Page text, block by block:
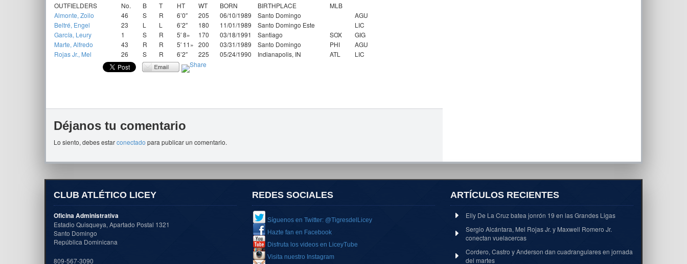
OUTFIELDERS
No. B T HT WT BORN BIRTHPLACE
MLB
Almonte, Zoilo
46 S R 6’0″ 205 06/10/1989 Santo Domingo
AGU
Beltré, Engel
23 L L 6’2″ 180 11/01/1989 Santo Domingo Este
LIC
García, Leury
1 S R 5′ 8» 170 03/18/1991 Santiago SOX
GIG
Marte, Alfredo
43 R R 5′ 11» 200 03/31/1989 Santo Domingo PHI
AGU
Rojas Jr., Mel
26 S R 6’2″ 225 05/24/1990 Indianapolis, IN ATL LIC
Déjanos tu comentario
Lo siento, debes estarconectado para publicar un comentario.
CLUB ATLÉTICO LICEY
Oficina Administrativa
Estadio Quisqueya, Apartado Postal 1321
Santo Domingo
República Dominicana
809-567-3090
REDES SOCIALES
Síguenos en Twitter: @TigresdelLicey
Hazte fan en Facebook
Disfruta los videos en LiceyTube
Visita nuestro Instagram
ARTÍCULOS RECIENTES
Elly De La Cruz batea jonrón 19 en las Grandes Ligas
Sergio Alcántara, Mel Rojas Jr. y Maxwell Romero Jr.
conectan vuelacercas
Cordero, Castro y Anderson dan cuadrangulares en jornada
del martes